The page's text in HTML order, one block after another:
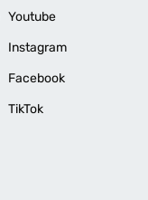
Youtube
Instagram
Facebook
TikTok